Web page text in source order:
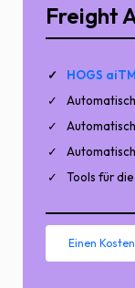
Freight
HOGS
Tools für
Einen